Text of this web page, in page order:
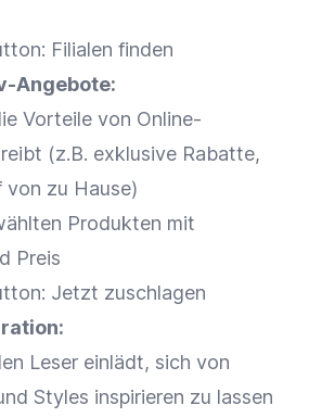
Filialen finden
Angebote:
Vorteile von Online-
(z.B. exklusive Rabatte,
von zu Hause)
Produkten mit
Preis
Jetzt zuschlagen
Leser einlädt, sich von
Styles inspirieren zu lassen